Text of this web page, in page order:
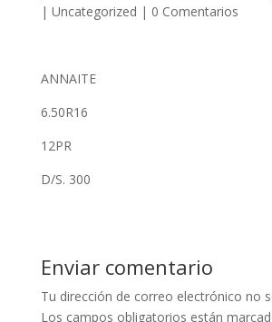
| Uncategorized | 0 Comentarios
ANNAITE
6.50R16
12PR
D/S. 300
Enviar comentario
Tu dirección de correo electrónico no
Los campos obligatorios están